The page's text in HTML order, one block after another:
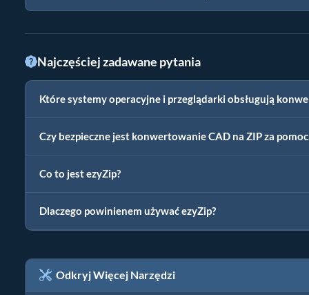
Najczęściej zadawane pytania
Które systemy operacyjne i przeglądarki obsługują
Czy bezpieczne jest konwertowanie CAD na ZIP za
Co to jest ezyZip?
Dlaczego powinienem używać ezyZip?
Odkryj Więcej Narzędzi